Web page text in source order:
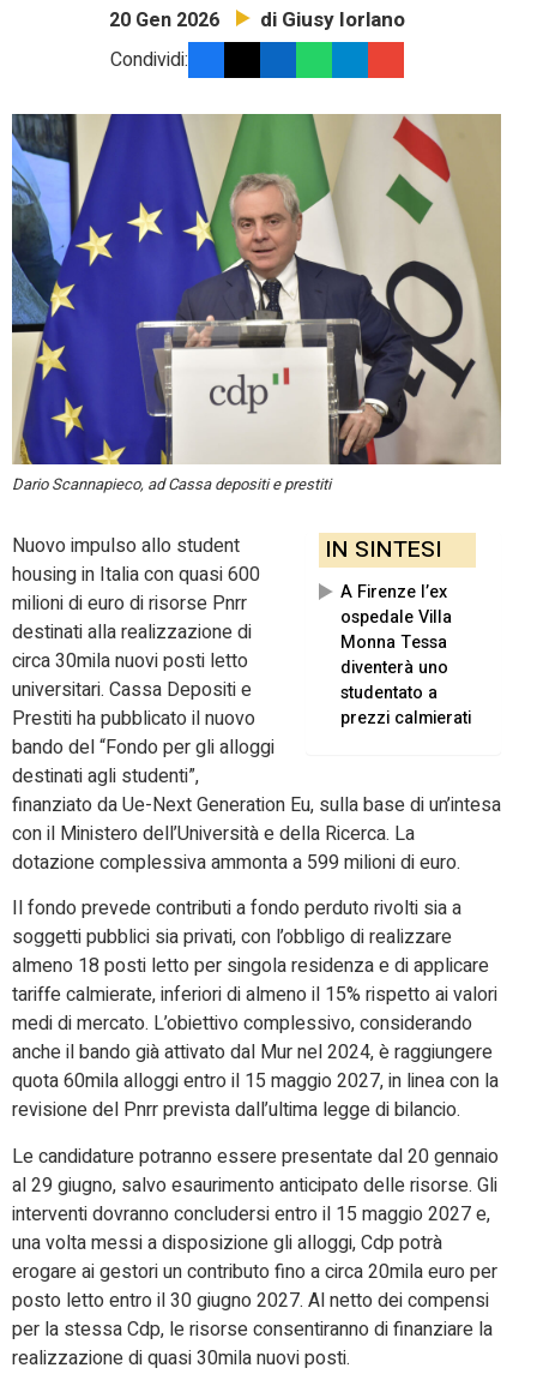
20 Gen 2026 di Giusy Iorlano
Condividi:
Dario Scannapieco, ad Cassa depositi e prestiti
IN SINTESI
A Firenze l’ex
ospedale Villa
Monna Tessa
diventerà uno
studentato a
prezzi calmierati
Nuovo impulso allo student
housing in Italia con quasi 600
milioni di euro di risorse Pnrr
destinati alla realizzazione di
circa 30mila nuovi posti letto
universitari. Cassa Depositi e
Prestiti ha pubblicato il nuovo
bando del “Fondo per gli alloggi
destinati agli studenti”,
finanziato da Ue-Next Generation Eu, sulla base di un’intesa
con il Ministero dell’Università e della Ricerca. La
dotazione complessiva ammonta a 599 milioni di euro.
Il fondo prevede contributi a fondo perduto rivolti sia a
soggetti pubblici sia privati, con l’obbligo di realizzare
almeno 18 posti letto per singola residenza e di applicare
tariffe calmierate, inferiori di almeno il 15% rispetto ai valori
medi di mercato. L’obiettivo complessivo, considerando
anche il bando già attivato dal Mur nel 2024, è raggiungere
quota 60mila alloggi entro il 15 maggio 2027, in linea con la
revisione del Pnrr prevista dall’ultima legge di bilancio.
Le candidature potranno essere presentate dal 20 gennaio
al 29 giugno, salvo esaurimento anticipato delle risorse. Gli
interventi dovranno concludersi entro il 15 maggio 2027 e,
una volta messi a disposizione gli alloggi, Cdp potrà
erogare ai gestori un contributo fino a circa 20mila euro per
posto letto entro il 30 giugno 2027. Al netto dei compensi
per la stessa Cdp, le risorse consentiranno di finanziare la
realizzazione di quasi 30mila nuovi posti.